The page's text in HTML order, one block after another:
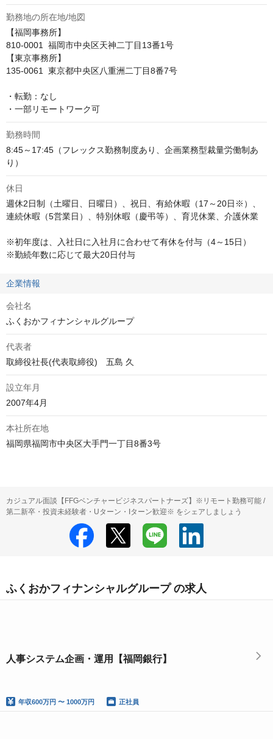
勤務地の所在地/地図
【福岡事務所】
810-0001  福岡市中央区天神二丁目13番1号
【東京事務所】
135-0061  東京都中央区八重洲二丁目8番7号
・転勤：なし
・一部リモートワーク可
勤務時間
8:45～17:45（フレックス勤務制度あり、企画業務型裁量労働制あ
り）
休日
週休2日制（土曜日、日曜日）、祝日、有給休暇（17～20日※）、
連続休暇（5営業日）、特別休暇（慶弔等）、育児休業、介護休業
※初年度は、入社日に入社月に合わせて有休を付与（4～15日）
※勤続年数に応じて最大20日付与
企業情報
会社名
ふくおかフィナンシャルグループ
代表者
取締役社長(代表取締役)　五島 久
設立年月
2007年4月
本社所在地
福岡県福岡市中央区大手門一丁目8番3号
カジュアル面談【FFGベンチャービジネスパートナーズ】※リモート勤務可能 /
第二新卒・投資未経験者・Uターン・Iターン歓迎※ をシェアしましょう
ふくおかフィナンシャルグループ の求人
人事システム企画・運用【福岡銀行】
年収600万円 〜 1000万円 正社員